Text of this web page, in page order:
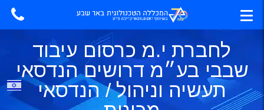
לחברת י.מ כרסום עיבוד
שבבי בע״מ דרושים הנדסאי
תעשיה וניהול / הנדסאי